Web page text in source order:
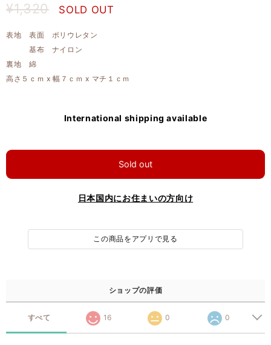
¥1,320 SOLD OUT
表地 表面 ポリウレタン
基布 ナイロン
裏地 綿
高さ５ｃｍ x 幅７ｃｍ x マチ１ｃｍ
International shipping available
Sold out
日本国内にお住まいの方向け
この商品をアプリで見る
ショップの評価
すべて 16 0 0